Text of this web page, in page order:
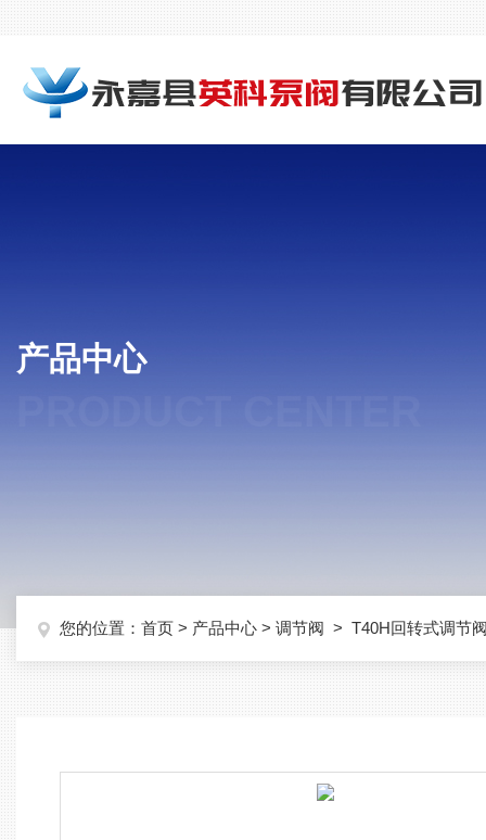
产品中心
您的位置： 首页 > 产品中心 > 调节阀 > T40H回转式调节